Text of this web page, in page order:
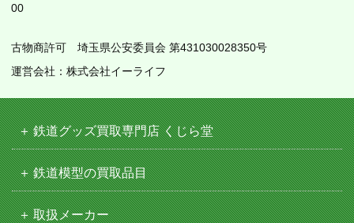
00
古物商許可 埼玉県公安委員会 第431030028350号
運営会社：株式会社イーライフ
鉄道グッズ買取専門店 くじら堂
鉄道模型の買取品目
取扱メーカー